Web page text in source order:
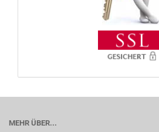
MEHR ÜBER...